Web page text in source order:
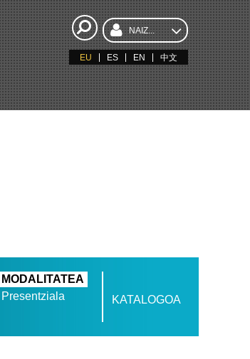
NAIZ...
EU ES EN 中文
MODALITATEA
Presentziala
KATALOGOA